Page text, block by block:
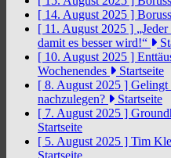
[ 14. August 2025 ]
[ 11. August 2025 ]
damit es besser wird!“
[ 10. August 2025 ]
Wochenendes
Startseite
[ 8. August 2025 ] Gelingt
nachzulegen?
Startseite
[ 7. August 2025 ]
Startseite
[ 5. August 2025 ] Tim
Startseite